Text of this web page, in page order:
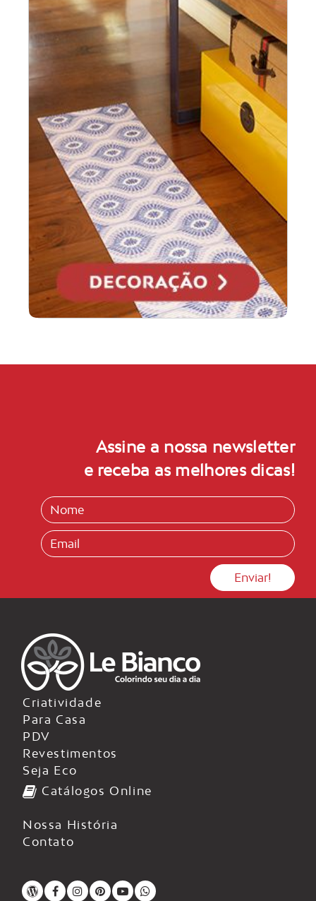
Assine a nossa newsletter
e receba as melhores dicas!
Criatividade
Para Casa
PDV
Revestimentos
Seja Eco
Catálogos Online
Nossa História
Contato